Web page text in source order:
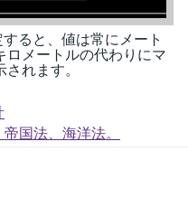
ると、値は常にメート
メートルの代わりにマ
れます。
国法、海洋法。